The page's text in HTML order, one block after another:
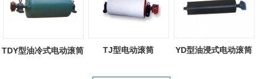
TDY型油冷式电动滚筒 TJ型电动滚筒 YD型油浸式电动滚筒